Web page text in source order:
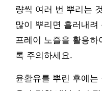
량씩 여러 번 뿌리는
많이 뿌리면 흘러내
프레이 노즐을 활용
록 주의하세요.
윤활유를 뿌린 후에